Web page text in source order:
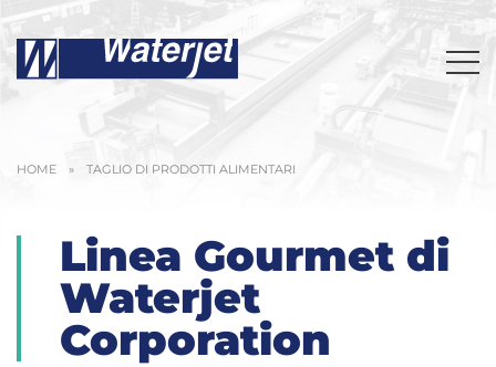
HOME » TAGLIO DI PRODOTTI ALIMENTARI
Linea Gourmet di
Waterjet
Corporation